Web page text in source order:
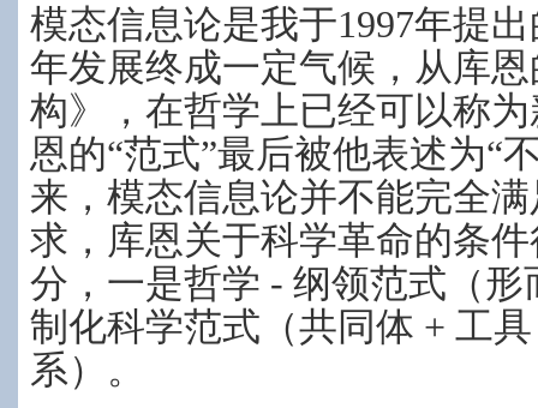
模态信息论是我于1997年提
年发展终成一定气候，从库
构》，在哲学上已经可以称
恩的“范式”最后被他表述为“
来，模态信息论并不能完全
求，库恩关于科学革命的条
分，一是哲学 - 纲领范式（
制化科学范式（共同体 + 工
系）。